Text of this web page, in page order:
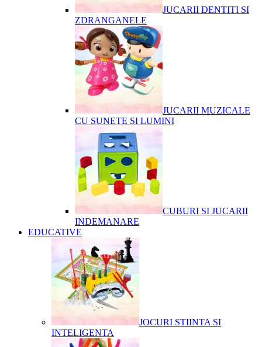
JUCARII DENTITI SI
ZDRANGANELE
JUCARII MUZICALE
CU SUNETE SI LUMINI
CUBURI SI JUCARII
INDEMANARE
EDUCATIVE
JOCURI STIINTA SI
INTELIGENTA